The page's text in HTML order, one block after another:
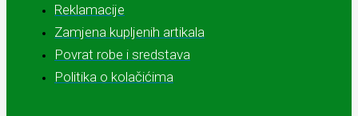
Reklamacije
Zamjena kupljenih artikala
Povrat robe i sredstava
Politika o kolačićima